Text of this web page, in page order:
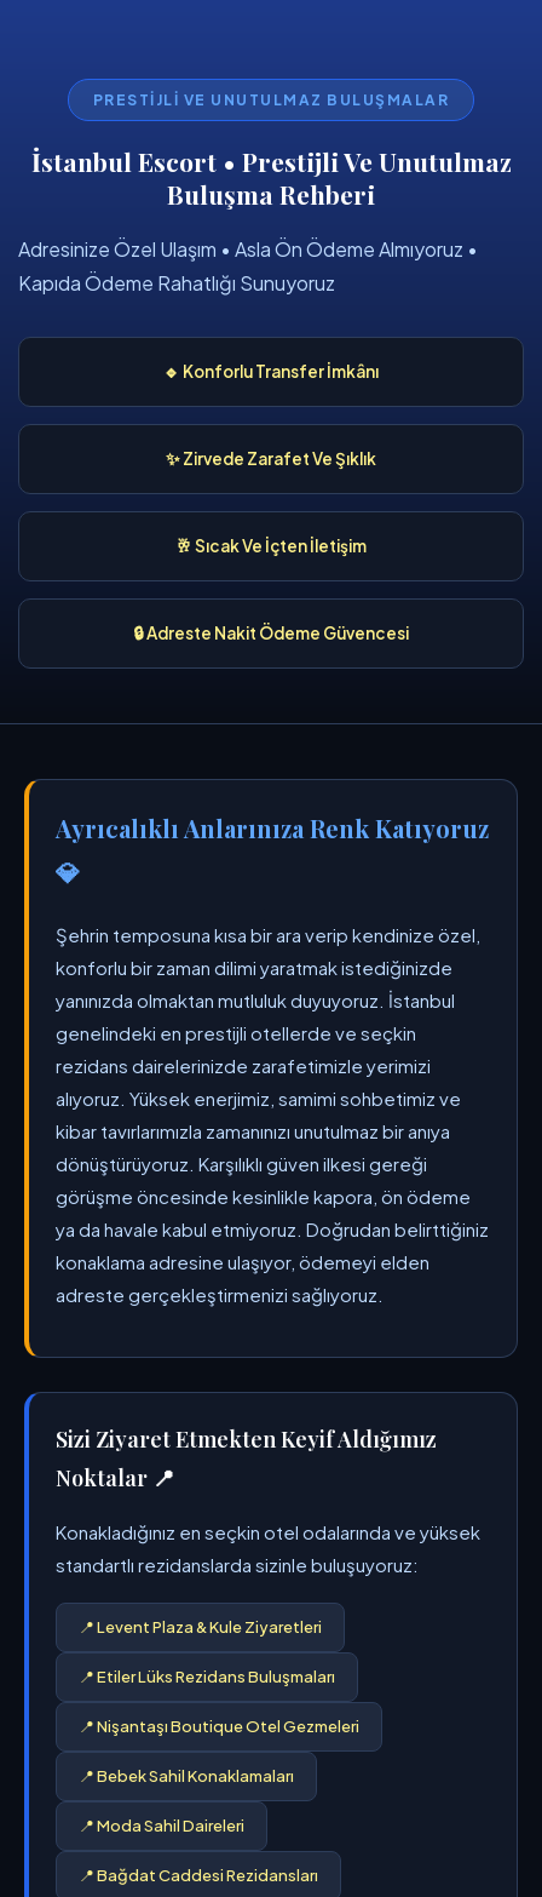
PRESTIJLI VE UNUTULMAZ BULUŞMALAR
İstanbul Escort • Prestijli Ve Unutulmaz
Buluşma Rehberi
Adresinize Özel Ulaşım • Asla Ön Ödeme Almıyoruz •
Kapıda Ödeme Rahatlığı Sunuyoruz
🔹 Konforlu Transfer İmkânı
✨ Zirvede Zarafet Ve Şıklık
🥂 Sıcak Ve İçten İletişim
🔒 Adreste Nakit Ödeme Güvencesi
Ayrıcalıklı Anlarınıza Renk Katıyoruz
💎
Şehrin temposuna kısa bir ara verip kendinize özel,
konforlu bir zaman dilimi yaratmak istediğinizde
yanınızda olmaktan mutluluk duyuyoruz. İstanbul
genelindeki en prestijli otellerde ve seçkin
rezidans dairelerinizde zarafetimizle yerimizi
alıyoruz. Yüksek enerjimiz, samimi sohbetimiz ve
kibar tavırlarımızla zamanınızı unutulmaz bir anıya
dönüştürüyoruz. Karşılıklı güven ilkesi gereği
görüşme öncesinde kesinlikle kapora, ön ödeme
ya da havale kabul etmiyoruz. Doğrudan belirttiğiniz
konaklama adresine ulaşıyor, ödemeyi elden
adreste gerçekleştirmenizi sağlıyoruz.
Sizi Ziyaret Etmekten Keyif Aldığımız
Noktalar 📍
Konakladığınız en seçkin otel odalarında ve yüksek
standartlı rezidanslarda sizinle buluşuyoruz:
📍 Levent Plaza & Kule Ziyaretleri
📍 Etiler Lüks Rezidans Buluşmaları
📍 Nişantaşı Boutique Otel Gezmeleri
📍 Bebek Sahil Konaklamaları
📍 Moda Sahil Daireleri
📍 Bağdat Caddesi Rezidansları